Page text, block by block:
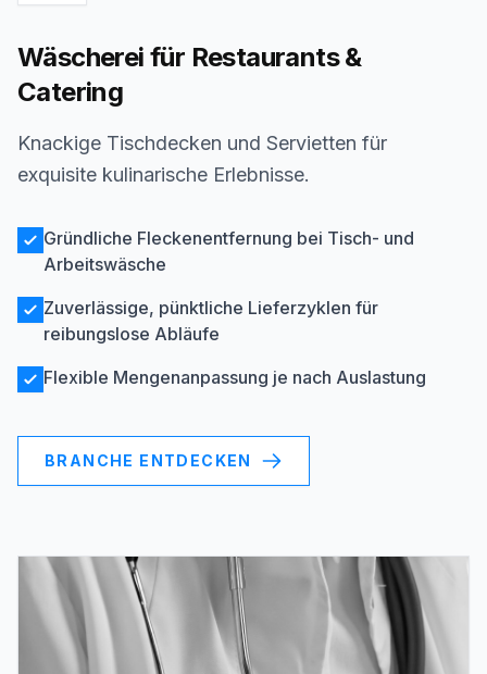
Wäscherei für Restaurants &
Catering
Knackige Tischdecken und Servietten für
exquisite kulinarische Erlebnisse.
Gründliche Fleckenentfernung bei Tisch- und
Arbeitswäsche
Zuverlässige, pünktliche Lieferzyklen für
reibungslose Abläufe
Flexible Mengenanpassung je nach Auslastung
BRANCHE ENTDECKEN